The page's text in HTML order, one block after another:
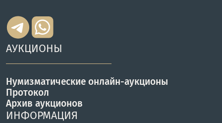
АУКЦИОНЫ
Нумизматические онлайн-аукционы
Протокол
Архив аукционов
ИНФОРМАЦИЯ